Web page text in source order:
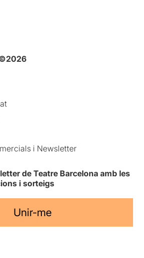
i Newsletter
de Teatre Barcelona amb les
i sorteigs
Unir-me